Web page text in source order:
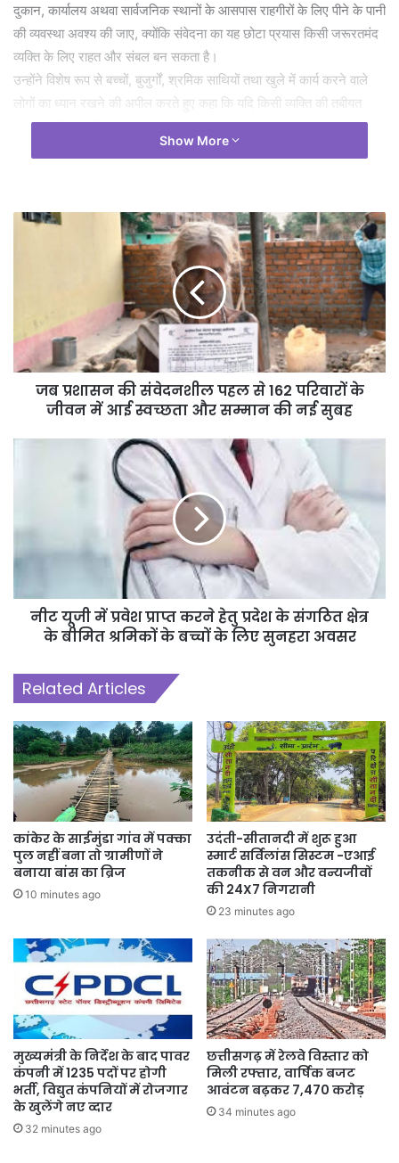
दुकान, कार्यालय अथवा सार्वजनिक स्थानों के आसपास राहगीरों के लिए पीने के पानी
की व्यवस्था अवश्य की जाए, क्योंकि संवेदना का यह छोटा प्रयास किसी जरूरतमंद
व्यक्ति के लिए राहत और संबल बन सकता है।
उन्होंने विशेष रूप से बच्चों, बुजुर्गों, श्रमिक साथियों तथा खुले में कार्य करने वाले
लोगों का ध्यान रखने की अपील करते हुए कहा कि यदि किसी व्यक्ति की तबीयत
अचानक बिगड़ती दिखाई दे, तो उसे तुरंत छायादार या ठंडी जगह पर ले जाकर पानी,
ओआरएस अथवा अन्य तरल पदार्थ उपलब्ध कराए जाएं तथा आवश्यकता पड़ने पर
आंगन, छत, दुकान अथवा आसपास पानी का एक छोटा पात्र रखने जैसी छोटी पहल
इस भीषण गर्मी में किसी जीव के लिए जीवनदायिनी साबित हो सकती है।
Show More
जब प्रशासन की संवेदनशील पहल से 162 परिवारों के
जीवन में आई स्वच्छता और सम्मान की नई सुबह
नीट यूजी में प्रवेश प्राप्त करने हेतु प्रदेश के संगठित क्षेत्र
के बीमित श्रमिकों के बच्चों के लिए सुनहरा अवसर
Related Articles
कांकेर के साईमुंडा गांव में पक्का
पुल नहीं बना तो ग्रामीणों ने
बनाया बांस का ब्रिज
10 minutes ago
उदंती-सीतानदी में शुरू हुआ
स्मार्ट सर्विलांस सिस्टम -एआई
तकनीक से वन और वन्यजीवों
की 24X7 निगरानी
23 minutes ago
मुख्यमंत्री के निर्देश के बाद पावर
कंपनी में 1235 पदों पर होगी
भर्ती, विद्युत कंपनियों में रोजगार
के खुलेंगे नए व्दार
32 minutes ago
छत्तीसगढ़ में रेलवे विस्तार को
मिली रफ्तार, वार्षिक बजट
आवंटन बढ़कर 7,470 करोड़
34 minutes ago